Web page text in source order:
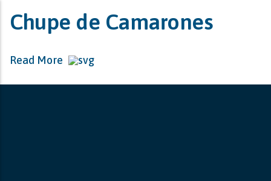
Chupe de Camarones
Read More